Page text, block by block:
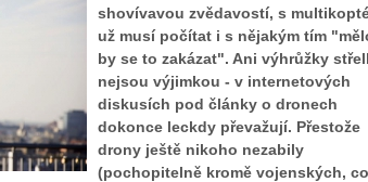
shovívavou zvědavostí, s
už musí počítat i s nějakým tím
by se to zakázat". Ani výhrůžky
nejsou výjimkou - v internetových
diskusích pod články o dronech
dokonce leckdy převažují. Přestože
drony ještě nikoho nezabily
(pochopitelně kromě vojenských,